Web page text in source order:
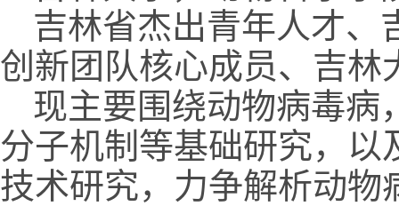
吉林省杰出青年人才、
创新团队核心成员、吉林
现主要围绕动物病毒病
分子机制等基础研究，
技术研究，力争解析动物